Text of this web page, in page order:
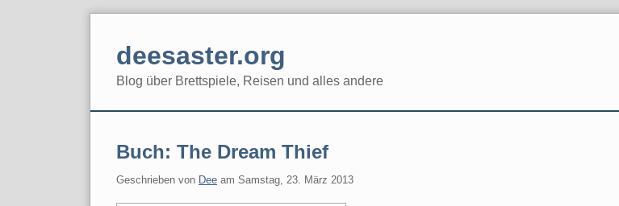
deesaster.org
Blog über Brettspiele, Reisen und alles andere
Buch: The Dream Thief
Geschrieben von Dee am Samstag, 23. März 2013